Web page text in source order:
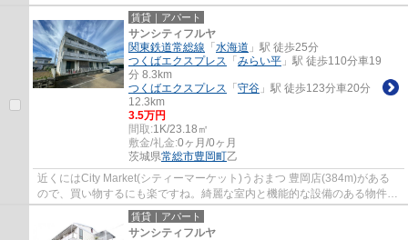
賃貸｜アパート
サンシティフルヤ
関東鉄道常総線 「 水海道 」駅 徒歩25分
つくばエクスプレス 「 みらい平 」駅 徒歩110分車19
分 8.3km
つくばエクスプレス 「 守谷 」駅 徒歩123分車20分
12.3km
3.5万円
間取:1K/23.18㎡
敷金/礼金:0ヶ月/0ヶ月
茨城県常総市豊岡町乙
近くにはCity Market(シティーマーケット)うおまつ 豊岡店(384m)がある
ので、買い物するにも楽ですね。綺麗な室内と機能的な設備のある物件で
す。初期費用を抑えることができる敷金不...
賃貸｜アパート
サンシティフルヤ